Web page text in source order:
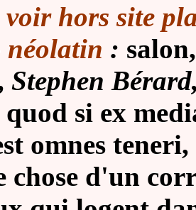
voir hors site
néolatin :
Stephen
quod si ex
omnes
chose d'un